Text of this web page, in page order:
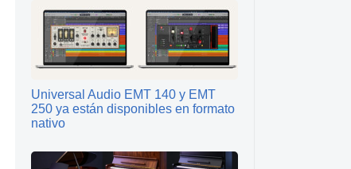
Universal Audio EMT 140 y EMT
250 ya están disponibles en formato
nativo